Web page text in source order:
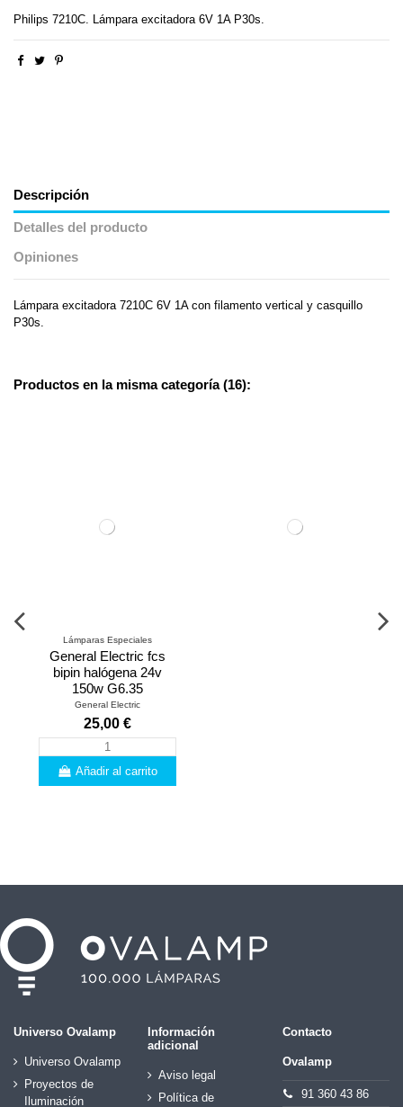
Philips 7210C. Lámpara excitadora 6V 1A P30s.
Descripción
Detalles del producto
Opiniones
Lámpara excitadora 7210C 6V 1A con filamento vertical y casquillo
P30s.
Productos en la misma categoría (16):
Lámparas Especiales
General Electric fcs
bipin halógena 24v
150w G6.35
General Electric
25,00 €
Añadir al carrito
Universo Ovalamp
Universo Ovalamp
Proyectos de
Iluminación
Información
adicional
Aviso legal
Política de
Contacto
Ovalamp
91 360 43 86